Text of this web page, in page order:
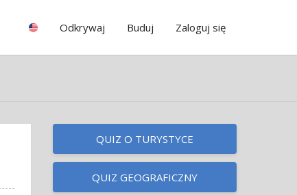
Odkrywaj Buduj Zaloguj się
QUIZ O TURYSTYCE
QUIZ GEOGRAFICZNY